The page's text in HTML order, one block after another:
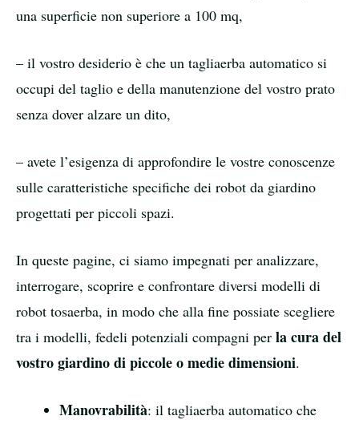
una superficie non superiore a 100 mq,
– il vostro desiderio è che un tagliaerba automatico si
occupi del taglio e della manutenzione del vostro prato
senza dover alzare un dito,
– avete l’esigenza di approfondire le vostre conoscenze
sulle caratteristiche specifiche dei robot da giardino
progettati per piccoli spazi.
In queste pagine, ci siamo impegnati per analizzare,
interrogare, scoprire e confrontare diversi modelli di
robot tosaerba, in modo che alla fine possiate scegliere
tra i modelli, fedeli potenziali compagni per la cura del
vostro giardino di piccole o medie dimensioni.
Manovrabilità: il tagliaerba automatico che